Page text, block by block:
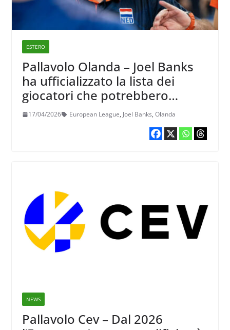
ESTERO
Pallavolo Olanda – Joel Banks
ha ufficializzato la lista dei
giocatori che potrebbero
essere utilizzati nell’European
17/04/2026 European League, Joel Banks, Olanda
NEWS
Pallavolo Cev – Dal 2026